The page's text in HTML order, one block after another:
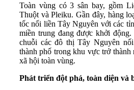
Toàn vùng có 3 sân bay, gồm
Thuột và Pleiku. Gần đây, hàng
tốc nối liền Tây Nguyên với các
miền trung đang được khởi
chuỗi các đô thị Tây Nguyên
thành phố trong khu vực trở thành
xã hội toàn vùng.
Phát triển đột phá, toàn diện và